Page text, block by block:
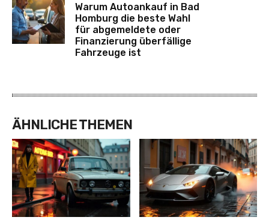
Warum Autoankauf in Bad
Homburg die beste Wahl
für abgemeldete oder
Finanzierung überfällige
Fahrzeuge ist
ÄHNLICHE THEMEN